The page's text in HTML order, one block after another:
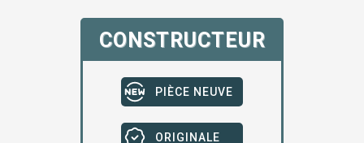
CONSTRUCTEUR
PIÈCE NEUVE
ORIGINALE